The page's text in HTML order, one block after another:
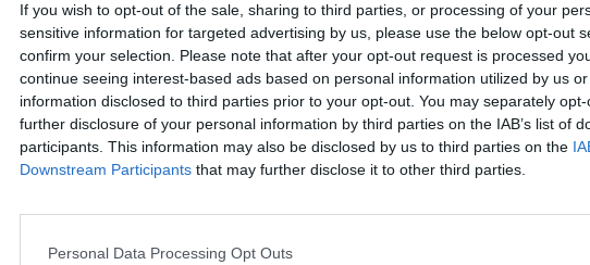
If you wish to opt-out of the sale, sharing to third parties, or processing of your
sensitive information for targeted advertising by us, please use the below opt-out
confirm your selection. Please note that after your opt-out request is processed
continue seeing interest-based ads based on personal information utilized by us
information disclosed to third parties prior to your opt-out. You may separately
further disclosure of your personal information by third parties on the IAB’s list of
participants. This information may also be disclosed by us to third parties on the
Downstream Participants that may further disclose it to other third parties.
Personal Data Processing Opt Outs
"Edoardo" (ispirata dal suicidio del figlio di Agnelli),
né la struggente "Questo tempo che ho" danneggia la
folgorante "Il singhiozzo". Se pensavate che la buona
musica italiana fosse morta, ricredetevi. Voto 5/5